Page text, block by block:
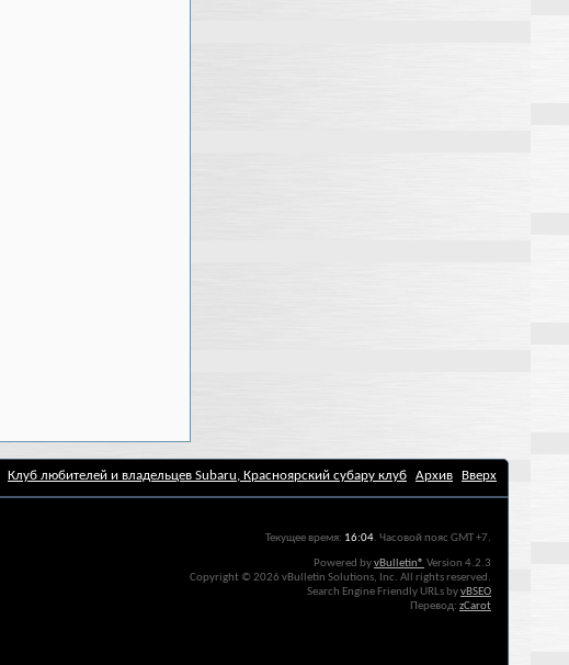
Клуб любителей и владельцев Subaru, Красноярский субару клуб Архив Вверх
Текущее время: 16:04. Часовой пояс GMT +7.
Powered byvBulletin® Version 4.2.3
Copyright © 2026 vBulletin Solutions, Inc. All rights reserved.
Search Engine Friendly URLs byvBSEO
Перевод: zCarot